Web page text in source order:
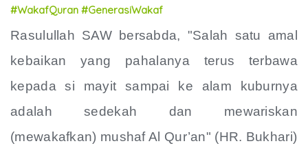
#WakafQuran #GenerasiWakaf
Rasulullah SAW bersabda, "Salah satu amal
kebaikan yang pahalanya terus terbawa
kepada si mayit sampai ke alam kuburnya
adalah sedekah dan mewariskan
(mewakafkan) mushaf Al Qur’an" (HR. Bukhari)